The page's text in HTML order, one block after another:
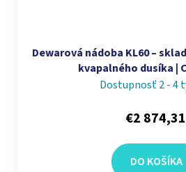
Dewarová nádoba KL60 –
kvapalného dusíka |
Dostupnosť 2 - 4
€2 874,31
DO KOŠÍKA